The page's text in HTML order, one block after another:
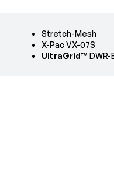
Stretch-Mesh
X-Pac VX-07S
UltraGrid™